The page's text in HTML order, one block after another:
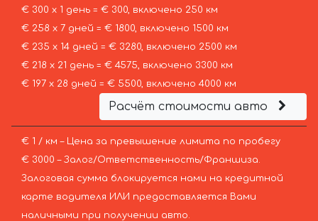
€ 300 х 1 день = € 300, включено 250 км
€ 258 х 7 дней = € 1800, включено 1500 км
€ 235 х 14 дней = € 3280, включено 2500 км
€ 218 х 21 день = € 4575, включено 3300 км
€ 197 х 28 дней = € 5500, включено 4000 км
Расчёт стоимости авто
€ 1 / км – Цена за превышение лимита по пробегу
€ 3000 – Залог/Ответственность/Франшиза.
Залоговая сумма блокируется нами на кредитной
карте водителя ИЛИ предоставляется Вами
наличными при получении авто.